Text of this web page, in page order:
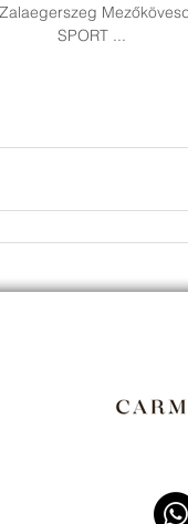
SPORT ...